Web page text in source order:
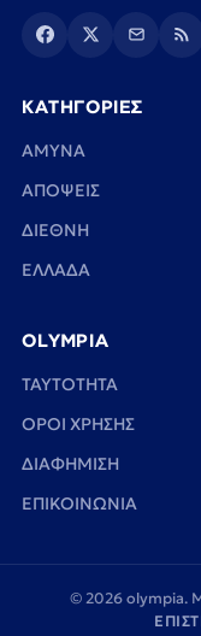
ΚΑΤΗΓΟΡΙΕΣ
ΑΜΥΝΑ
ΑΠΟΨΕΙΣ
ΔΙΕΘΝΗ
ΕΛΛΑΔΑ
OLYMPIA
TAYTOTHTA
ΟΡΟΙ ΧΡΗΣΗΣ
ΔΙΑΦΗΜΙΣΗ
ΕΠΙΚΟΙΝΩΝΙΑ
© 2026 olympia.